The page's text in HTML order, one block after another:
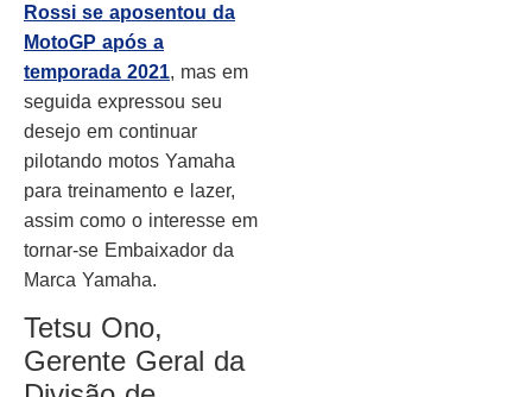
Rossi se aposentou da
MotoGP após a
temporada 2021, mas em
seguida expressou seu
desejo em continuar
pilotando motos Yamaha
para treinamento e lazer,
assim como o interesse em
tornar-se Embaixador da
Marca Yamaha.
Tetsu Ono,
Gerente Geral da